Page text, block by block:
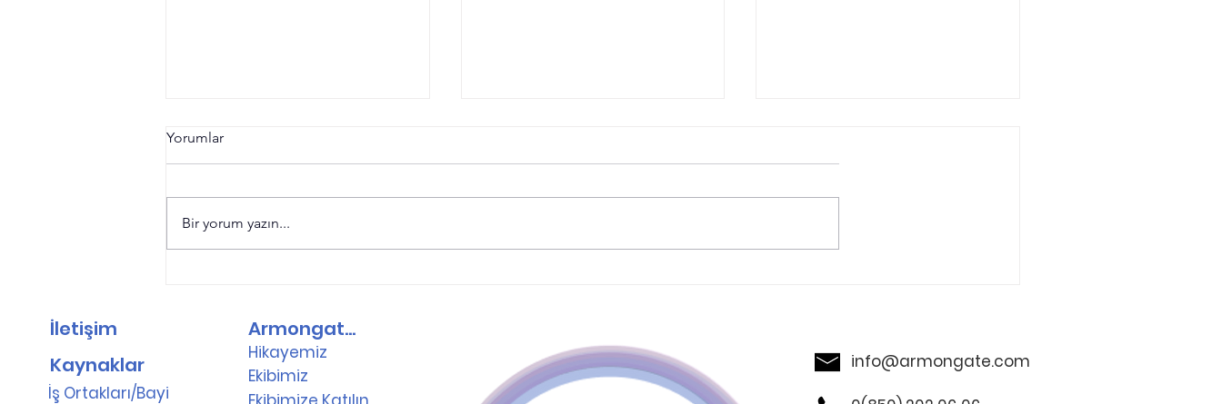
Yorumlar
Bir yorum yazın...
İletişim
Kaynaklar
İş Ortakları/Bayi
Hikayemiz
Ekibimiz
Armongate
info@armongate.com